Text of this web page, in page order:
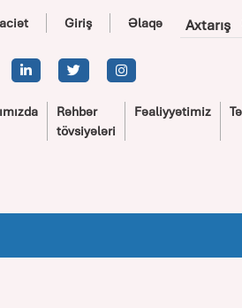
Giriş Əlaqə Axtarış
Rəhbər
tövsiyələri
Fəaliyyətimiz